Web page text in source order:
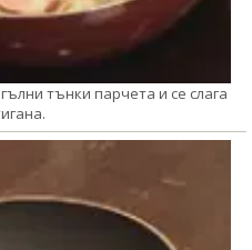
тънки парчета и се слага